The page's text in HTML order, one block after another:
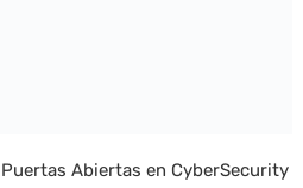
Abiertas en CyberSecurity